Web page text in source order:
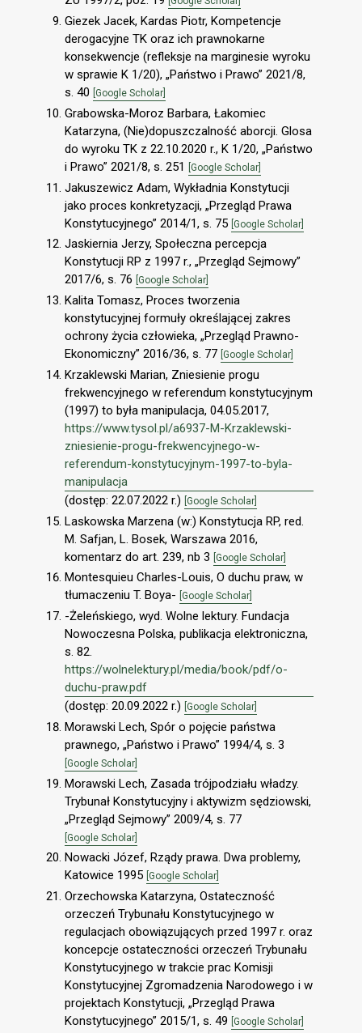
Giezek Jacek, Kardas Piotr, Kompetencje
derogacyjne TK oraz ich prawnokarne
konsekwencje (refleksje na marginesie wyroku
w sprawie K 1/20), „Państwo i Prawo” 2021/8,
s. 40 [Google Scholar]
Grabowska-Moroz Barbara, Łakomiec
Katarzyna, (Nie)dopuszczalność aborcji. Glosa
do wyroku TK z 22.10.2020 r., K 1/20, „Państwo
i Prawo” 2021/8, s. 251
[Google Scholar]
Jakuszewicz Adam, Wykładnia Konstytucji
jako proces konkretyzacji, „Przegląd Prawa
Konstytucyjnego” 2014/1, s. 75 [Google Scholar]
Jaskiernia Jerzy, Społeczna percepcja
Konstytucji RP z 1997 r., „Przegląd Sejmowy”
2017/6, s. 76 [Google Scholar]
Kalita Tomasz, Proces tworzenia
konstytucyjnej formuły określającej zakres
ochrony życia człowieka, „Przegląd Prawno-
Ekonomiczny” 2016/36, s. 77 [Google Scholar]
Krzaklewski Marian, Zniesienie progu
frekwencyjnego w referendum konstytucyjnym
(1997) to była manipulacja, 04.05.2017,
https://www.tysol.pl/a6937-M-Krzaklewski-
zniesienie-progu-frekwencyjnego-w-
referendum-konstytucyjnym-1997-to-byla-
manipulacja
(dostęp: 22.07.2022 r.) [Google Scholar]
Laskowska Marzena (w:) Konstytucja RP, red.
M. Safjan, L. Bosek, Warszawa 2016,
komentarz do art. 239, nb 3 [Google Scholar]
Montesquieu Charles-Louis, O duchu praw, w
tłumaczeniu T. Boya- [Google Scholar]
-Żeleńskiego, wyd. Wolne lektury. Fundacja
Nowoczesna Polska, publikacja elektroniczna,
s. 82.
https://wolnelektury.pl/media/book/pdf/o-
duchu-praw.pdf
(dostęp: 20.09.2022 r.) [Google Scholar]
Morawski Lech, Spór o pojęcie państwa
prawnego, „Państwo i Prawo” 1994/4, s. 3
[Google Scholar]
Morawski Lech, Zasada trójpodziału władzy.
Trybunał Konstytucyjny i aktywizm sędziowski,
„Przegląd Sejmowy” 2009/4, s. 77
[Google Scholar]
Nowacki Józef, Rządy prawa. Dwa problemy,
Katowice 1995 [Google Scholar]
Orzechowska Katarzyna, Ostateczność
orzeczeń Trybunału Konstytucyjnego w
regulacjach obowiązujących przed 1997 r. oraz
koncepcje ostateczności orzeczeń Trybunału
Konstytucyjnego w trakcie prac Komisji
Konstytucyjnej Zgromadzenia Narodowego i w
projektach Konstytucji, „Przegląd Prawa
Konstytucyjnego” 2015/1, s. 49 [Google Scholar]